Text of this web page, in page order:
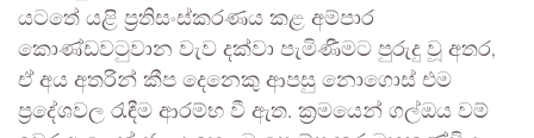
යටතේ යළි ප්‍රතිසංස්කරණය කළ අම්පාර
කොණ්ඩවටුවාන වැව දක්වා පැමිණීමට පුරුදු වූ අතර,
ඒ අය අතරින් කීප දෙනෙකු ආපසු නොගොස් එම
ප්‍රදේශවල රැඳීම ආරම්භ වී ඇත. ක්‍රමයෙන් ගල්ඔය වම්